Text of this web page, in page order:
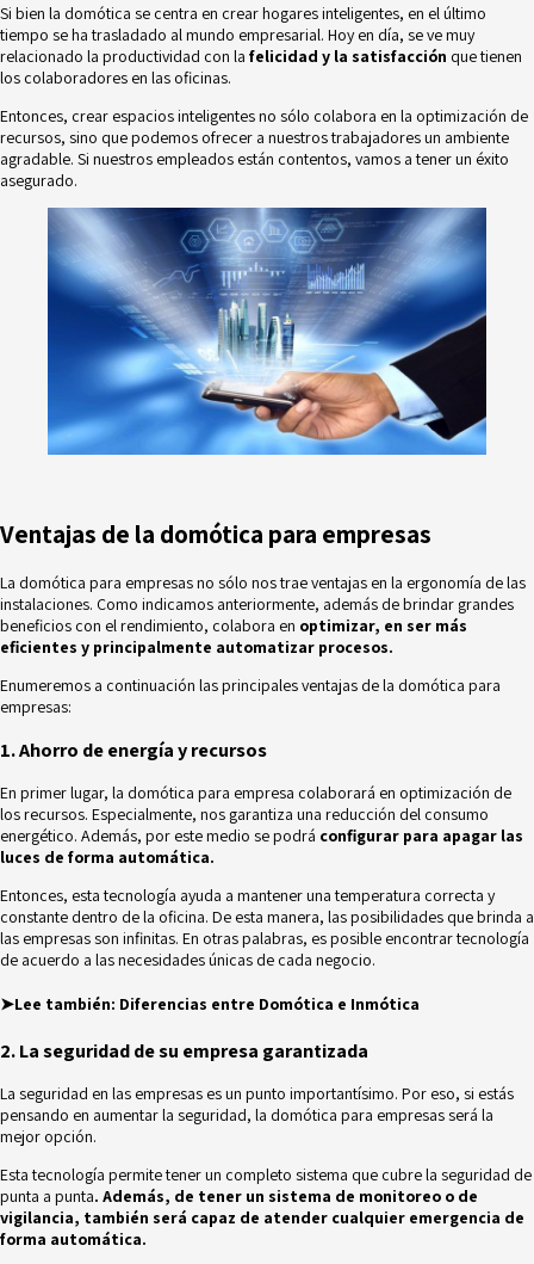
Si bien la domótica se centra en crear hogares inteligentes, en el último
tiempo se ha trasladado al mundo empresarial. Hoy en día, se ve muy
relacionado la productividad con la felicidad y la satisfacción que tienen
los colaboradores en las oficinas.
Entonces, crear espacios inteligentes no sólo colabora en la optimización de
recursos, sino que podemos ofrecer a nuestros trabajadores un ambiente
agradable. Si nuestros empleados están contentos, vamos a tener un éxito
asegurado.
Ventajas de la domótica para empresas
La domótica para empresas no sólo nos trae ventajas en la ergonomía de las
instalaciones. Como indicamos anteriormente, además de brindar grandes
beneficios con el rendimiento, colabora en optimizar, en ser más
eficientes y principalmente automatizar procesos.
Enumeremos a continuación las principales ventajas de la domótica para
empresas:
1. Ahorro de energía y recursos
En primer lugar, la domótica para empresa colaborará en optimización de
los recursos. Especialmente, nos garantiza una reducción del consumo
energético. Además, por este medio se podrá configurar para apagar las
luces de forma automática.
Entonces, esta tecnología ayuda a mantener una temperatura correcta y
constante dentro de la oficina. De esta manera, las posibilidades que brinda a
las empresas son infinitas. En otras palabras, es posible encontrar tecnología
de acuerdo a las necesidades únicas de cada negocio.
➤Lee también: Diferencias entre Domótica e Inmótica
2. La seguridad de su empresa garantizada
La seguridad en las empresas es un punto importantísimo. Por eso, si estás
pensando en aumentar la seguridad, la domótica para empresas será la
mejor opción.
Esta tecnología permite tener un completo sistema que cubre la seguridad de
punta a punta. Además, de tener un sistema de monitoreo o de
vigilancia, también será capaz de atender cualquier emergencia de
forma automática.